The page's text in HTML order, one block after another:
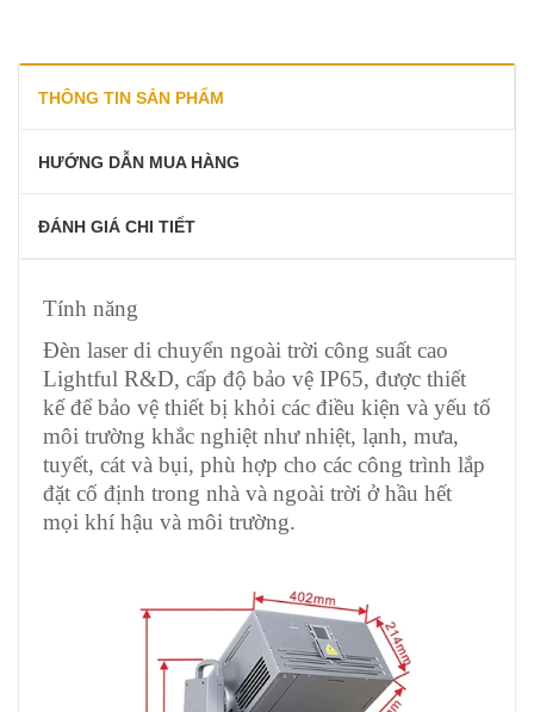
THÔNG TIN SẢN PHẨM
HƯỚNG DẪN MUA HÀNG
ĐÁNH GIÁ CHI TIẾT
Tính năng
Đèn laser di chuyển ngoài trời công suất cao
Lightful R&D, cấp độ bảo vệ IP65, được thiết
kế để bảo vệ thiết bị khỏi các điều kiện và yếu tố
môi trường khắc nghiệt như nhiệt, lạnh, mưa,
tuyết, cát và bụi, phù hợp cho các công trình lắp
đặt cố định trong nhà và ngoài trời ở hầu hết
mọi khí hậu và môi trường.